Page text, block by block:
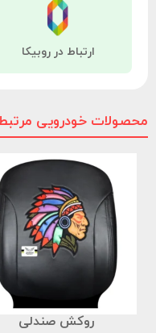
ارتباط در روبیکا
محصولات خودرویی
روکش صندلی